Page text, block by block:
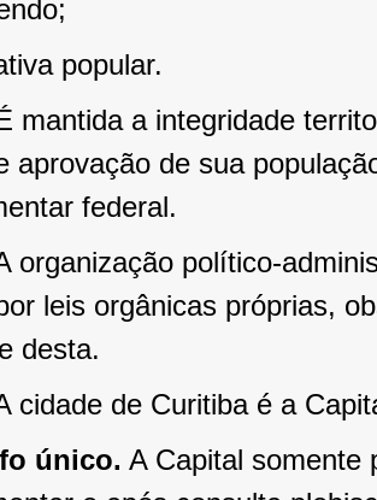
popular.
mantida a integridade
aprovação de sua
federal.
organização político-
leis orgânicas próprias,
desta.
cidade de Curitiba é a
único. A Capital somente